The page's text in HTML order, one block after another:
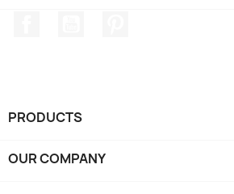
PRODUCTS
OUR COMPANY